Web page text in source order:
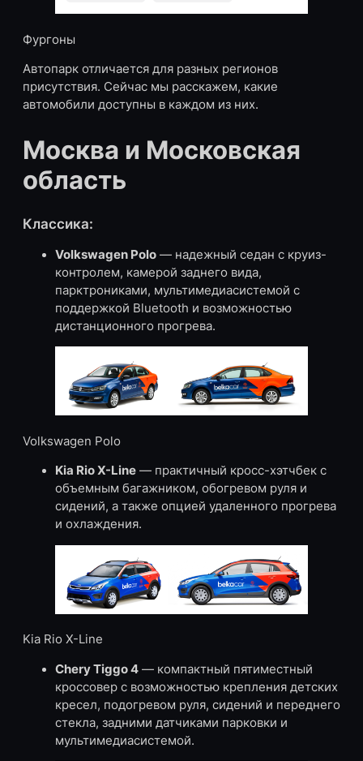
Фургоны
Автопарк отличается для разных регионов
присутствия. Сейчас мы расскажем, какие
автомобили доступны в каждом из них.
Москва и Московская
область
Классика:
Volkswagen Polo — надежный седан с круиз-
контролем, камерой заднего вида,
парктрониками, мультимедиасистемой с
поддержкой Bluetooth и возможностью
дистанционного прогрева.
Volkswagen Polo
Kia Rio X-Line — практичный кросс-хэтчбек с
объемным багажником, обогревом руля и
сидений, а также опцией удаленного прогрева
и охлаждения.
Kia Rio X-Line
Chery Tiggo 4 — компактный пятиместный
кроссовер с возможностью крепления детских
кресел, подогревом руля, сидений и переднего
стекла, задними датчиками парковки и
мультимедиасистемой.